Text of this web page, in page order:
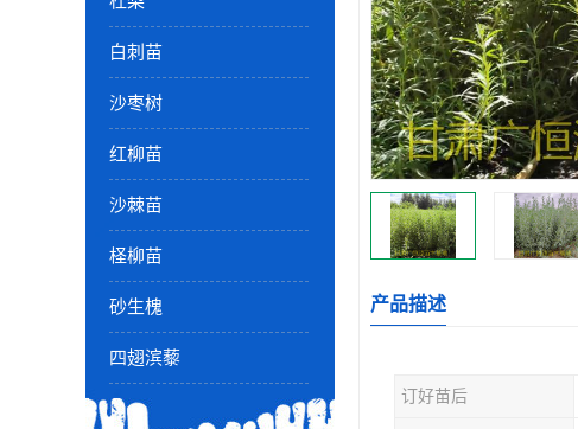
白刺苗
沙枣树
红柳苗
沙棘苗
柽柳苗
砂生槐
四翅滨藜
产品描述
订好苗后